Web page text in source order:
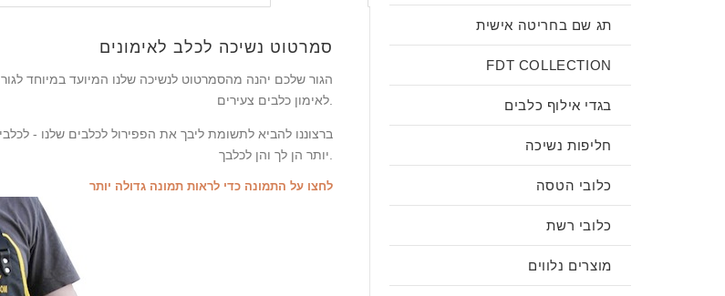
סמרטוט נשיכה לכלב לאימונים
הגור שלכם יהנה מהסמרטוט לנשיכה שלנו המיועד במיוחד
לאימון כלבים צעירים.
ברצוננו להביא לתשומת ליבך את הפפירול לכלבים שלנו -
לחצו על התמונה כדי לראות תמונה גדולה יותר
תג שם בחריטה אישית
FDT COLLECTION
בגדי אילוף כלבים
חליפות נשיכה
כלובי הטסה
כלובי רשת
מוצרים נלווים